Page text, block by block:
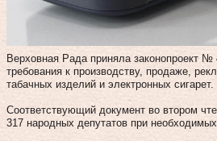
Верховная Рада приняла законопроект
требования к производству, продаже,
табачных изделий и электронных сигарет.
Соответствующий документ во втором
317 народных депутатов при необходимых